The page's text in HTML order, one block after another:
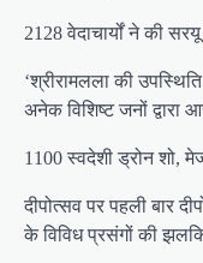
2128 वेदाचार्यों ने की
‘श्रीरामलला की
अनेक विशिष्ट जनों
1100 स्वदेशी ड्रोन शो,
दीपोत्सव पर पहली बार
के विविध प्रसंगों की